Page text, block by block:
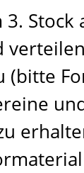
(bitte